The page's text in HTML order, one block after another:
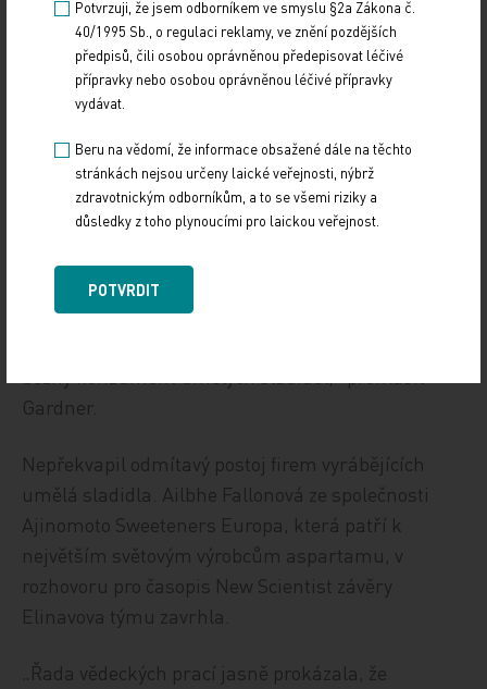
Výsledek tohoto posouzení naznačila
místopředsedkyně výboru pro výživu při EFSA
Yolanda Sanzová, když v rozhovoru pro časopis
Nature konstatovala, že izraelské pokusy na
dobrovolnících mají jen omezený rozsah a nelze z
nich vyvozovat definitivní závěry.
Prospektivní studii kritizoval v komentáři pro The
University. Podle něj konzumovali dobrovolnici
enormně vysoké dávky sacharinu (340 miligramů).
Gardner.
Nepřekvapil odmítavý postoj firem vyrábějících
umělá sladidla. Ailbhe Fallonová ze společnosti
Ajinomoto Sweeteners Europa, která patří k
největším světovým výrobcům aspartamu, v
rozhovoru pro časopis New Scientist závěry
Elinavova týmu zavrhla.
„Řada vědeckých prací jasně prokázala, že
Potvrzuji, že jsem odborníkem ve smyslu §2a Zákona č.
40/1995 Sb., o regulaci reklamy, ve znění pozdějších
předpisů, čili osobou oprávněnou předepisovat léčivé
přípravky nebo osobou oprávněnou léčivé přípravky
vydávat.
Beru na vědomí, že informace obsažené dále na těchto
stránkách nejsou určeny laické veřejnosti, nýbrž
zdravotnickým odborníkům, a to se všemi riziky a
důsledky z toho plynoucími pro laickou veřejnost.
POTVRDIT